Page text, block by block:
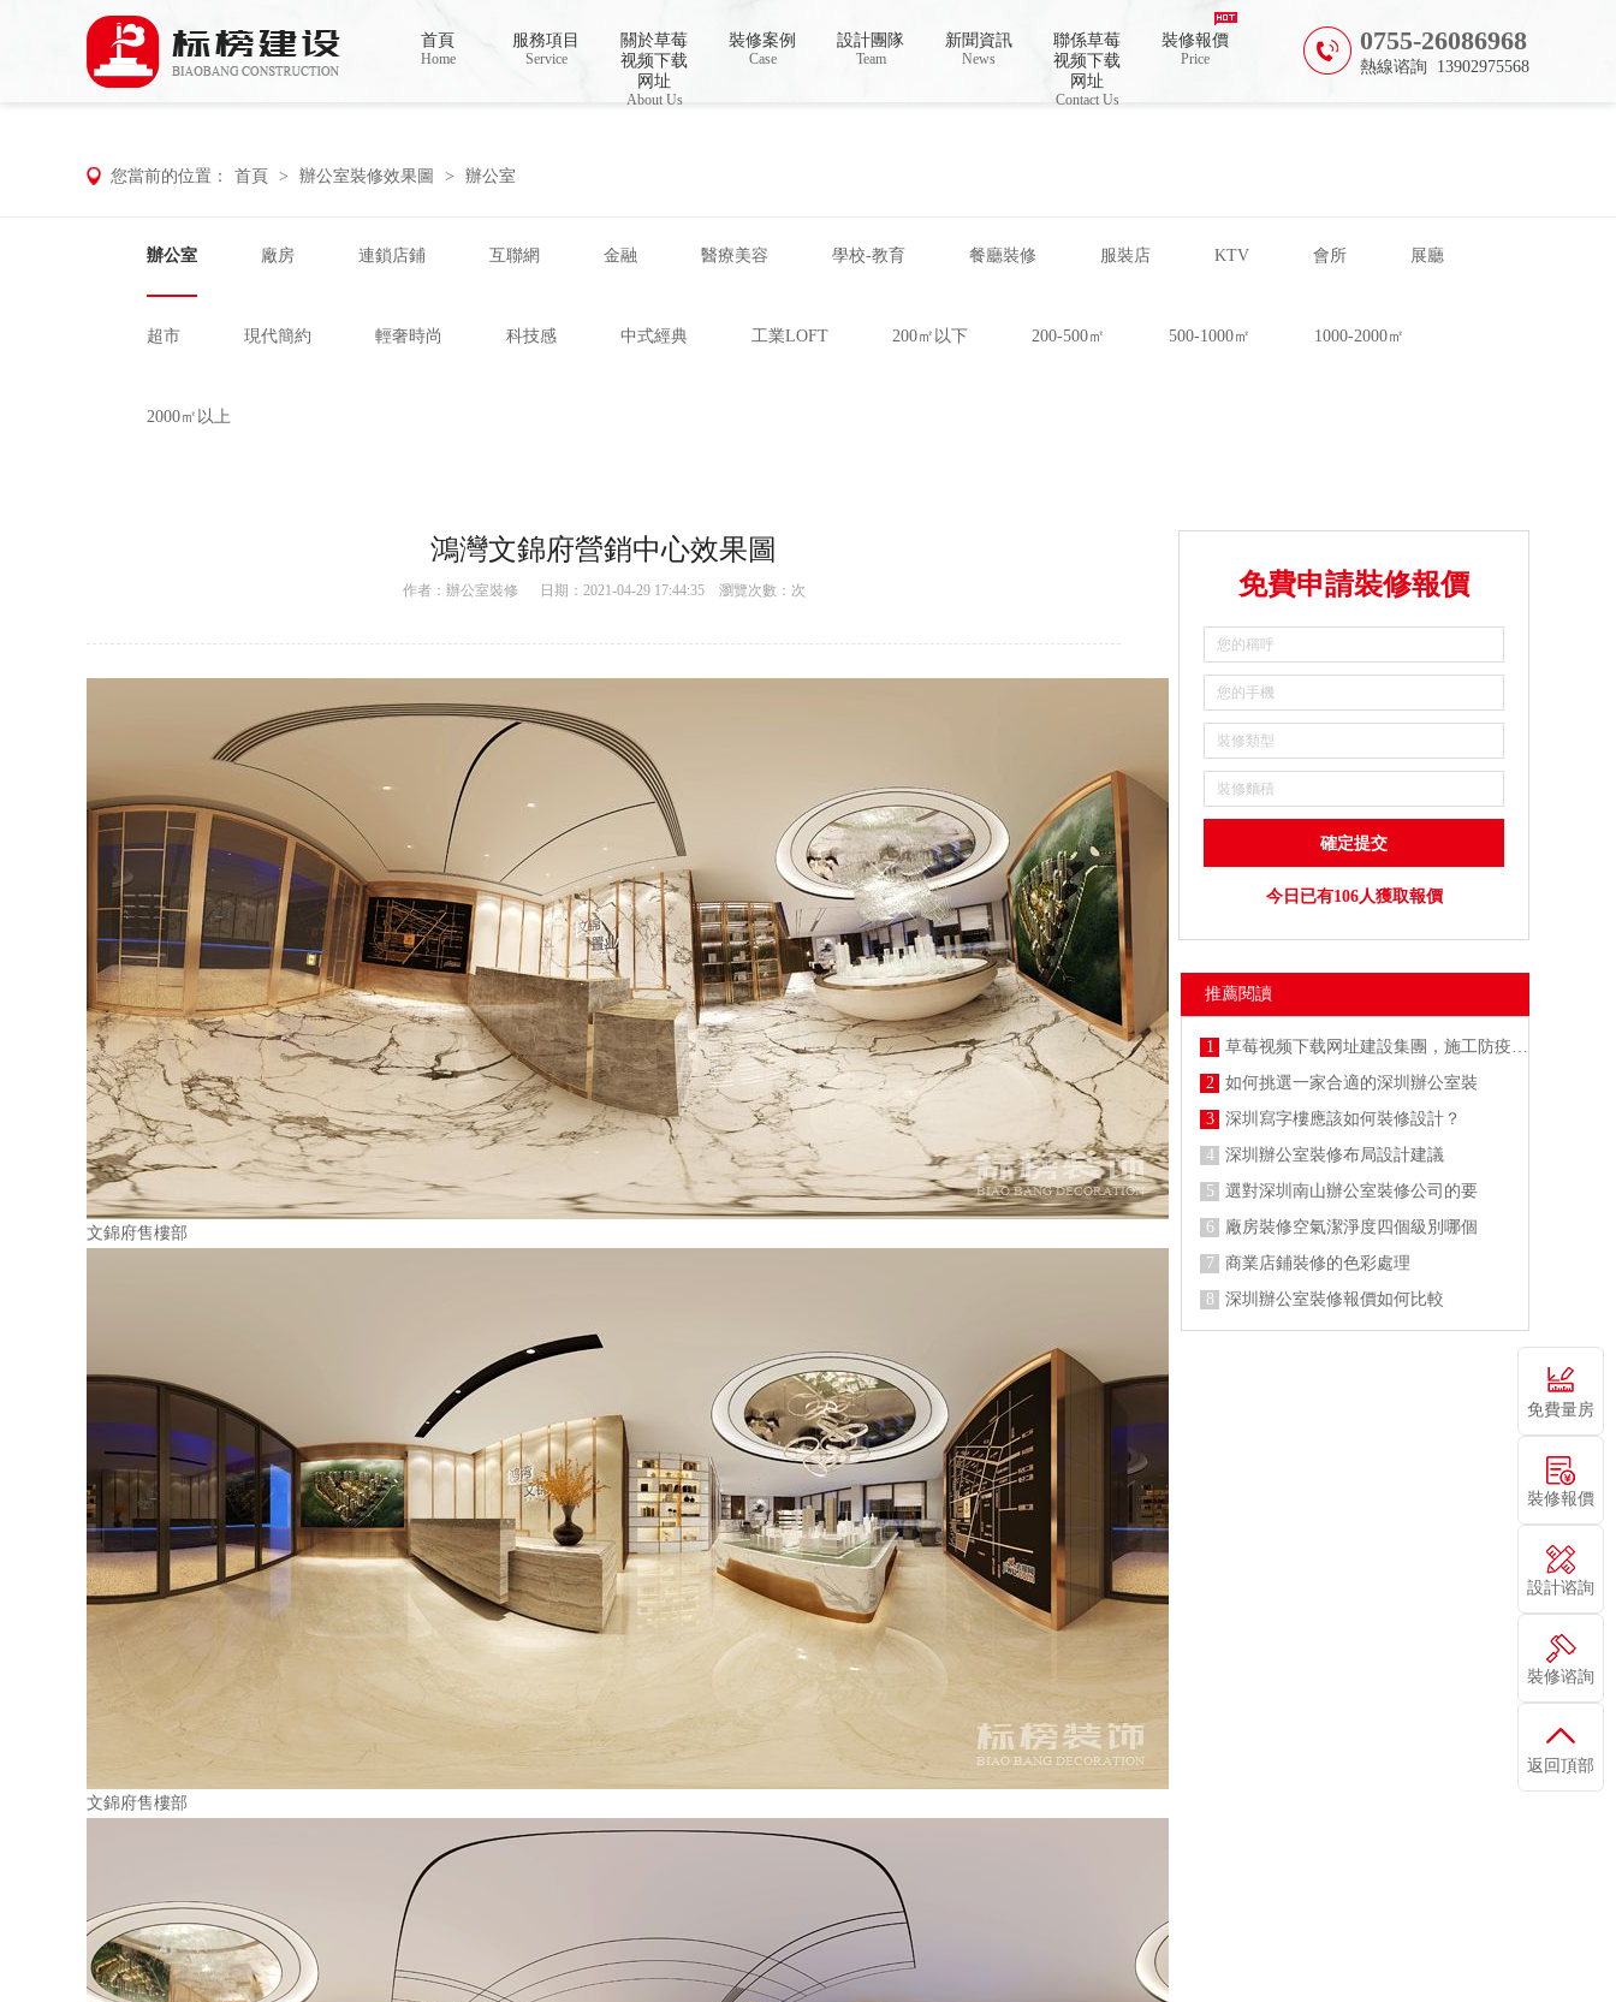
草莓视频下载网址,草莓视频官网,草莓视频下载色,草莓视频APP无限观看2023
0755-26086968
熱線谘詢 13902975568
首頁
Home
服務項目
Service
關於草莓
视频下载
网址
About Us
裝修案例
Case
設計團隊
Team
新聞資訊
News
聯係草莓
视频下载
网址
Contact Us
裝修報價
Price
您當前的位置： 首頁 > 辦公室裝修效果圖 > 辦公室
辦公室 廠房 連鎖店鋪 互聯網 金融 醫療美容 學校-教育 餐廳裝修 服裝店 KTV 會所 展廳
超市 現代簡約 輕奢時尚 科技感 中式經典 工業LOFT 200㎡以下 200-500㎡ 500-1000㎡ 1000-2000㎡
2000㎡以上
鴻灣文錦府營銷中心效果圖
作者： 辦公室裝修 日期：2021-04-29 17:44:35 瀏覽次數： 次
文錦府售樓部
文錦府售樓部
免費申請裝修報價
今日已有106人獲取報價
推薦閱讀
1
草莓视频下载网址建設集團，施工防疫兩不誤
2
如何挑選一家合適的深圳辦公室裝
3
深圳寫字樓應該如何裝修設計？
4
深圳辦公室裝修布局設計建議
5
選對深圳南山辦公室裝修公司的要
6
廠房裝修空氣潔淨度四個級別哪個
7
商業店鋪裝修的色彩處理
8
深圳辦公室裝修報價如何比較
免費量房
裝修報價
設計谘詢
裝修谘詢
返回頂部